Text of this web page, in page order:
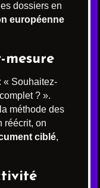
dossiers en
européenne
« Souhaitez-
? ».
méthode des
réécrit, on
ciblé,